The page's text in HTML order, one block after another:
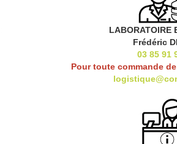
LABORATOIRE
Frédéric
03 85 91
Pour toute commande